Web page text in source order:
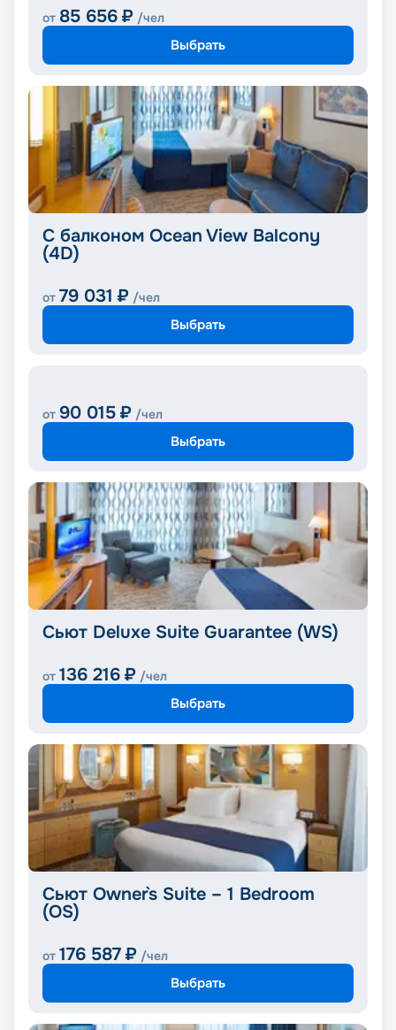
от 85 656 ₽ /чел
Выбрать
С балконом Ocean View Balcony
(4D)
от 79 031 ₽ /чел
Выбрать
от 90 015 ₽ /чел
Выбрать
Сьют Deluxe Suite Guarantee (WS)
от 136 216 ₽ /чел
Выбрать
Сьют Owner`s Suite – 1 Bedroom
(OS)
от 176 587 ₽ /чел
Выбрать